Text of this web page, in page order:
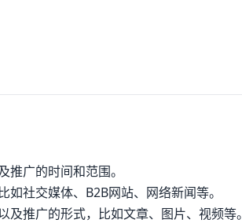
广的时间和范围。
社交媒体、B2B网站、网络新闻等。
推广的形式，比如文章、图片、视频等。